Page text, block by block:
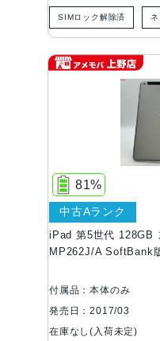
SIMロック解除済
iPad 第5世代 128GB
MP262J/A SoftBank
81%
中古Aランク
付属品：本体のみ
発売日：2017/03
在庫なし(入荷未定)